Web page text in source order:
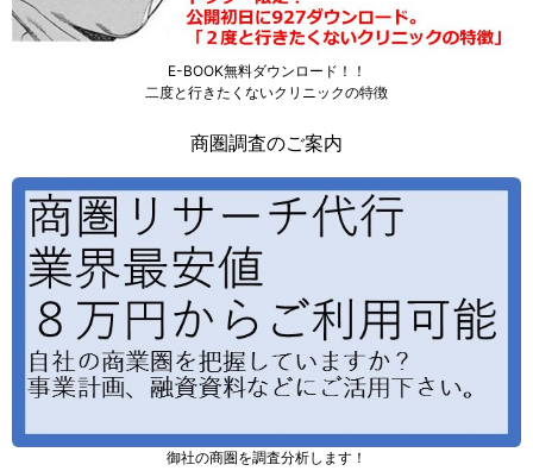
E-BOOK無料ダウンロード！！
二度と行きたくないクリニックの特徴
商圏調査のご案内
御社の商圏を調査分析します！